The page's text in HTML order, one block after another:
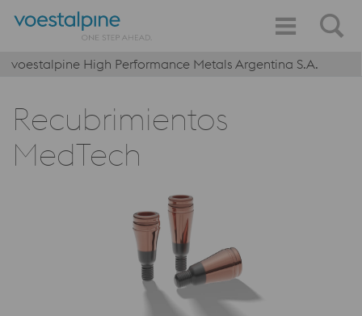
voestalpine High Performance Metals Argentina S.A.
Recubrimientos
MedTech